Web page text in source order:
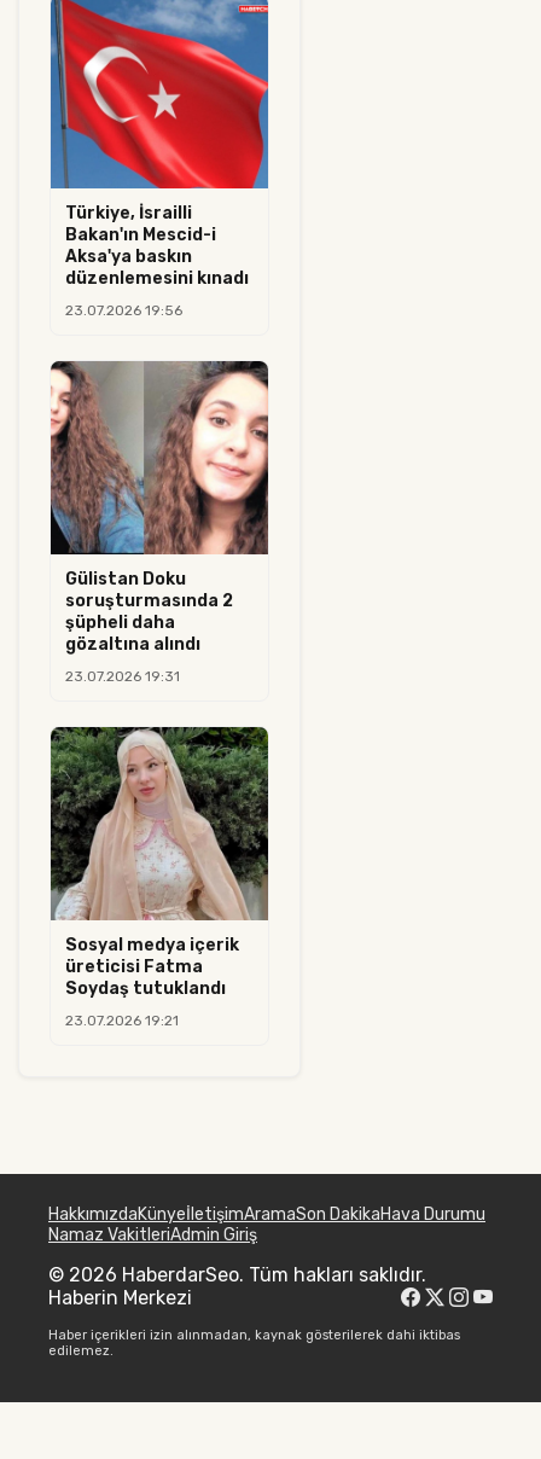
Türkiye, İsrailli
Bakan'ın Mescid-i
Aksa'ya baskın
düzenlemesini kınadı
23.07.2026 19:56
Gülistan Doku
soruşturmasında 2
şüpheli daha
gözaltına alındı
23.07.2026 19:31
Sosyal medya içerik
üreticisi Fatma
Soydaş tutuklandı
23.07.2026 19:21
HakkımızdaKünyeİletişimAramaSon DakikaHava Durumu
Namaz VakitleriAdmin Giriş
© 2026 HaberdarSeo. Tüm hakları saklıdır.
Haberin Merkezi
Haber içerikleri izin alınmadan, kaynak gösterilerek dahi iktibas
edilemez.